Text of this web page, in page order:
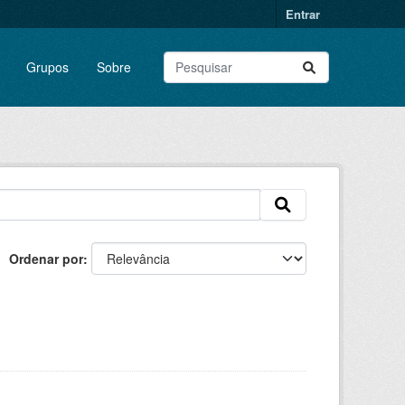
Entrar
Grupos Sobre
Ordenar por